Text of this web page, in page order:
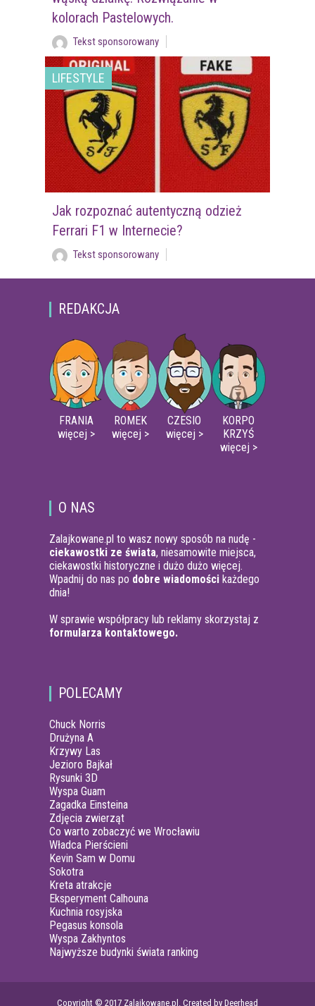
kolorach Pastelowych.
Tekst sponsorowany
LIFESTYLE
Jak rozpoznać autentyczną odzież
Ferrari F1 w Internecie?
Tekst sponsorowany
REDAKCJA
FRANIA
więcej >
ROMEK
więcej >
CZESIO
więcej >
KORPO
KRZYŚ
więcej >
O NAS
Zalajkowane.pl to wasz nowy sposób na nudę -
ciekawostki ze świata, niesamowite miejsca,
ciekawostki historyczne i dużo dużo więcej.
Wpadnij do nas po dobre wiadomości każdego
dnia!
W sprawie współpracy lub reklamy skorzystaj z
formularza kontaktowego.
POLECAMY
Chuck Norris
Drużyna A
Krzywy Las
Jezioro Bajkał
Rysunki 3D
Wyspa Guam
Zagadka Einsteina
Zdjęcia zwierząt
Co warto zobaczyć we Wrocławiu
Władca Pierścieni
Kevin Sam w Domu
Sokotra
Kreta atrakcje
Eksperyment Calhouna
Kuchnia rosyjska
Pegasus konsola
Wyspa Zakhyntos
Najwyższe budynki świata ranking
Copyright © 2017 Zalajkowane.pl. Created by Deerhead